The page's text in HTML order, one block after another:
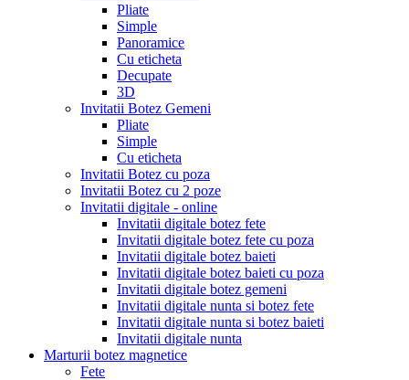
Pliate
Simple
Panoramice
Cu eticheta
Decupate
3D
Invitatii Botez Gemeni
Pliate
Simple
Cu eticheta
Invitatii Botez cu poza
Invitatii Botez cu 2 poze
Invitatii digitale - online
Invitatii digitale botez fete
Invitatii digitale botez fete cu poza
Invitatii digitale botez baieti
Invitatii digitale botez baieti cu poza
Invitatii digitale botez gemeni
Invitatii digitale nunta si botez fete
Invitatii digitale nunta si botez baieti
Invitatii digitale nunta
Marturii botez magnetice
Fete